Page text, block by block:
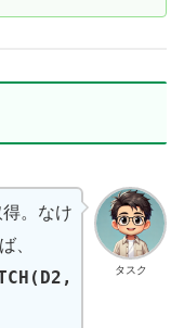
タスク
。なけ
、